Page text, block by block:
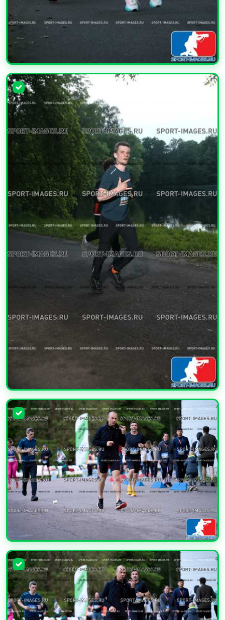
УВЕЛИЧИТЬ
УВЕЛИЧИТЬ
УВЕЛИЧИТЬ